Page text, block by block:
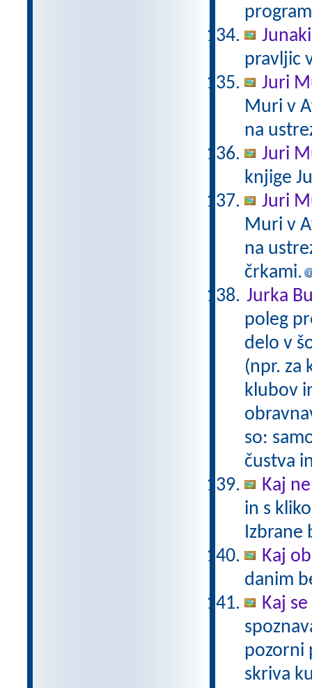
pravljic
Juri
Muri v
na
Juri
knjige
Juri
Muri v
na
črkami.
Jurka
poleg
delo v
(npr. za
klubov
so:
čustva
Kaj
in s
Izbrane
Kaj
danim
Kaj
pozorni
skriva